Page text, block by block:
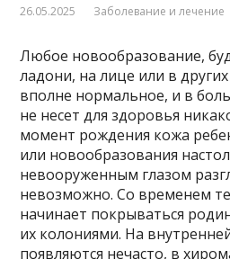
26.05.2025 Заболевание и лечение
Любое новообразование,
ладони, на лице или в
вполне нормальное, и в
не несет для здоровья
момент рождения кожа
или новообразования
невооруженным глазом
невозможно. Со временем
начинает покрываться
их колониями. На
появляются нечасто, в